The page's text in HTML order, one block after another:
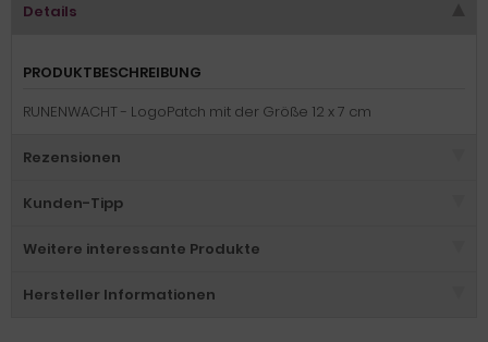
Details
PRODUKTBESCHREIBUNG
RUNENWACHT - LogoPatch mit der Größe 12 x 7 cm
Rezensionen
Kunden-Tipp
Weitere interessante Produkte
Hersteller Informationen